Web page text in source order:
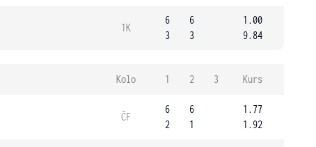
1K
6
3
6
3
1.00
9.84
Kolo 1 2 3 Kurs
ČF
6
2
6
1
1.77
1.92